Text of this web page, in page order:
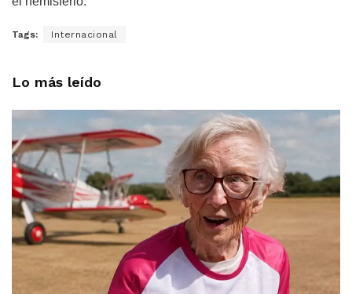
Tags: Internacional
Lo más leído